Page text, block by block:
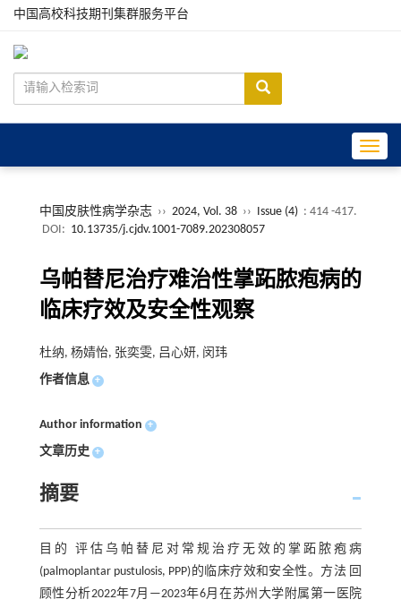
中国高校科技期刊集群服务平台
中国皮肤性病学杂志 ›› 2024, Vol. 38 ›› Issue (4) : 414 -417.
DOI: 10.13735/j.cjdv.1001-7089.202308057
乌帕替尼治疗难治性掌跖脓疱病的
临床疗效及安全性观察
杜纳, 杨婧怡, 张奕雯, 吕心妍, 闵玮
作者信息 +
Author information +
文章历史 +
摘要
目的 评估乌帕替尼对常规治疗无效的掌跖脓疱病
(palmoplantar pustulosis, PPP)的临床疗效和安全性。方法 回
顾性分析2022年7月—2023年6月在苏州大学附属第一医院